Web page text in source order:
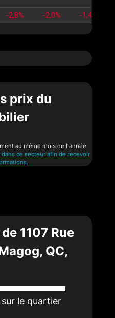
-2,8% -2,0% -1,4%
prix du
au même mois de l'année
ce secteur afin de recevoir
1107 Rue
QC,
sur le quartier